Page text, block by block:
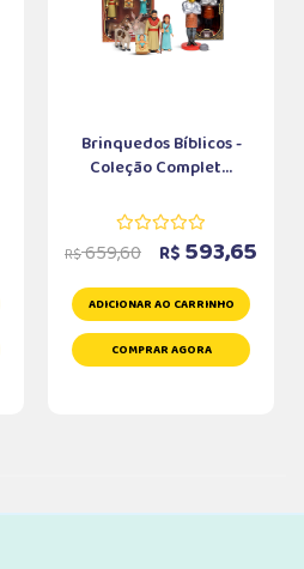
Brinquedos Bíblicos -
Coleção Complet...
R$659,60 R$ 593,65
ADICIONAR AO CARRINHO
COMPRAR AGORA